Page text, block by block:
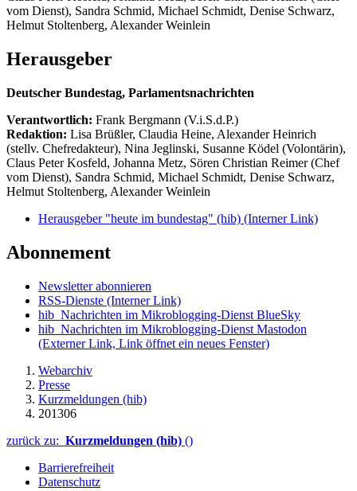
vom Dienst), Sandra Schmid, Michael Schmidt, Denise Schwarz,
Helmut Stoltenberg, Alexander Weinlein
Herausgeber
Deutscher Bundestag, Parlamentsnachrichten
Verantwortlich: Frank Bergmann (V.i.S.d.P.)
Redaktion: Lisa Brüßler, Claudia Heine, Alexander Heinrich
(stellv. Chefredakteur), Nina Jeglinski, Susanne Ködel (Volontärin),
Claus Peter Kosfeld, Johanna Metz, Sören Christian Reimer (Chef
vom Dienst), Sandra Schmid, Michael Schmidt, Denise Schwarz,
Helmut Stoltenberg, Alexander Weinlein
Herausgeber "heute im bundestag" (hib) (Interner Link)
Abonnement
Newsletter abonnieren
RSS-Dienste (Interner Link)
hib_Nachrichten im Mikroblogging-Dienst BlueSky
hib_Nachrichten im Mikroblogging-Dienst Mastodon
(Externer Link, Link öffnet ein neues Fenster)
Webarchiv
Presse
Kurzmeldungen (hib)
201306
zurück zu: Kurzmeldungen (hib) ()
Barrierefreiheit
Datenschutz